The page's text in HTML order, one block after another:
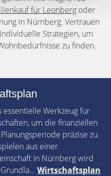
für Leonberg oder
in Nürnberg. Vertrauen
Strategien, um
zu finden.
essentielle Werkzeug für
um die finanziellen
präzise zu
aus einer
in Nürnberg wird
Wirtschaftsplan